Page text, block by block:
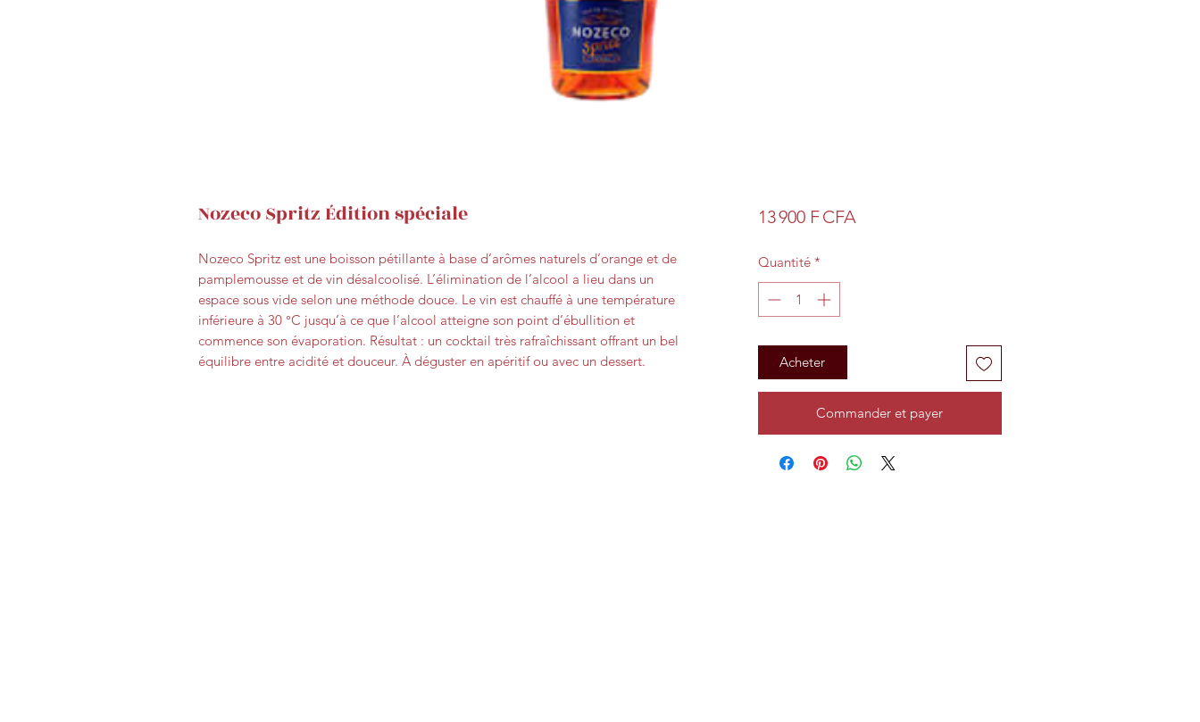
Nozeco Spritz Édition spéciale
Nozeco Spritz est une boisson pétillante à base d’arômes naturels d’orange et de
pamplemousse et de vin désalcoolisé. L’élimination de l’alcool a lieu dans un
espace sous vide selon une méthode douce. Le vin est chauffé à une température
inférieure à 30 °C jusqu’à ce que l’alcool atteigne son point d’ébullition et
commence son évaporation. Résultat : un cocktail très rafraîchissant offrant un bel
équilibre entre acidité et douceur. À déguster en apéritif ou avec un dessert.
13 900 F CFAPrix
Quantité *
Acheter
Commander et payer